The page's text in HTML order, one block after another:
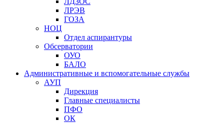
ЛРЭВ
ГОЗА
НОЦ
Отдел аспирантуры
Обсерватории
ОУО
БАЛО
Административные и вспомогательные службы
АУП
Дирекция
Главные специалисты
ПФО
ОК